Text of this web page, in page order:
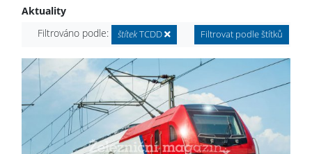
Aktuality
Filtrováno podle:
štítekTCDD Filtrovat podle štítků